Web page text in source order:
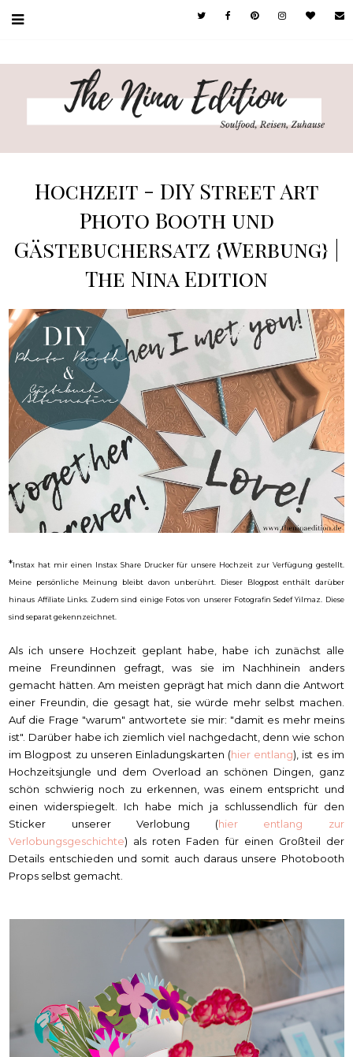
Hochzeit - DIY Street Art
Photo Booth und
Gästebuchersatz {Werbung} |
The Nina Edition
* Instax hat mir einen Instax Share Drucker für unsere Hochzeit zur Verfügung gestellt.
Meine persönliche Meinung bleibt davon unberührt. Dieser Blogpost enthält darüber
hinaus Affiliate Links. Zudem sind einige Fotos von unserer Fotografin Sedef Yilmaz. Diese
sind separat gekennzeichnet.
Als ich unsere Hochzeit geplant habe, habe ich zunächst alle
meine Freundinnen gefragt, was sie im Nachhinein anders
gemacht hätten. Am meisten geprägt hat mich dann die Antwort
einer Freundin, die gesagt hat, sie würde mehr selbst machen.
Auf die Frage "warum" antwortete sie mir: "damit es mehr meins
ist". Darüber habe ich ziemlich viel nachgedacht, denn wie schon
im Blogpost zu unseren Einladungskarten (hier entlang), ist es im
Hochzeitsjungle und dem Overload an schönen Dingen, ganz
schön schwierig noch zu erkennen, was einem entspricht und
einen widerspiegelt. Ich habe mich ja schlussendlich für den
Sticker unserer Verlobung (hier entlang zur
Verlobungsgeschichte) als roten Faden für einen Großteil der
Details entschieden und somit auch daraus unsere Photobooth
Props selbst gemacht.